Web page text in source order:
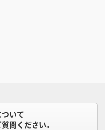
いて
問ください。